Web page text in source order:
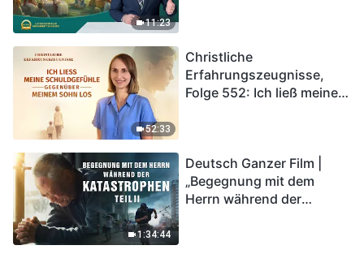
11:23
52:33
Christliche
Erfahrungszeugnisse,
Folge 552: Ich ließ meine
1:34:44
Deutsch Ganzer Film |
„Begegnung mit dem
Herrn während der